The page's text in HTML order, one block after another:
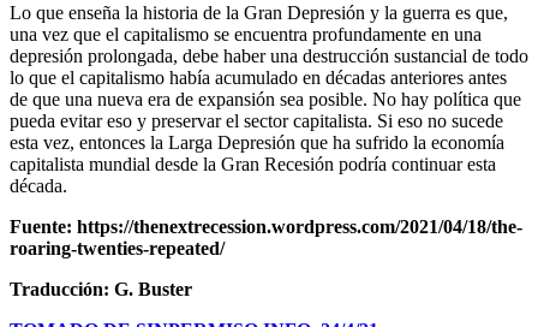
Lo que enseña la historia de la Gran Depresión y la guerra es que,
una vez que el capitalismo se encuentra profundamente en una
depresión prolongada, debe haber una destrucción sustancial de todo
lo que el capitalismo había acumulado en décadas anteriores antes
de que una nueva era de expansión sea posible. No hay política que
pueda evitar eso y preservar el sector capitalista. Si eso no sucede
esta vez, entonces la Larga Depresión que ha sufrido la economía
capitalista mundial desde la Gran Recesión podría continuar esta
década.
Fuente: https://thenextrecession.wordpress.com/2021/04/18/the-
roaring-twenties-repeated/
Traducción: G. Buster